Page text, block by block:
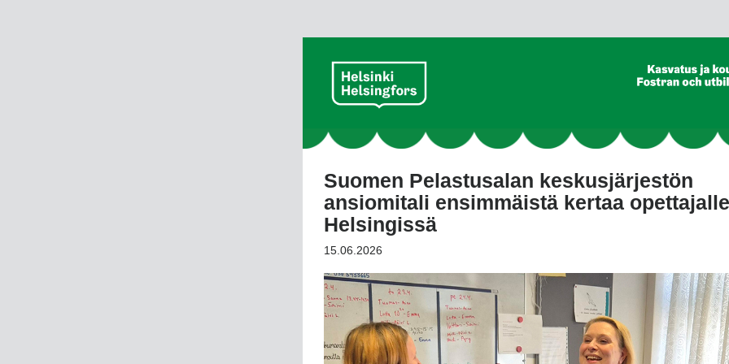
Suomen Pelastusalan keskusjärjestön
ansiomitali ensimmäistä kertaa opettajalle
Helsingissä
15.06.2026